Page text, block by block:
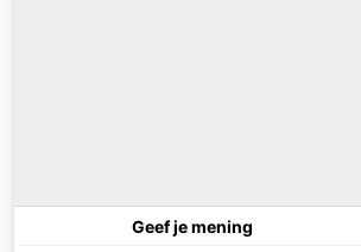
Geef je mening